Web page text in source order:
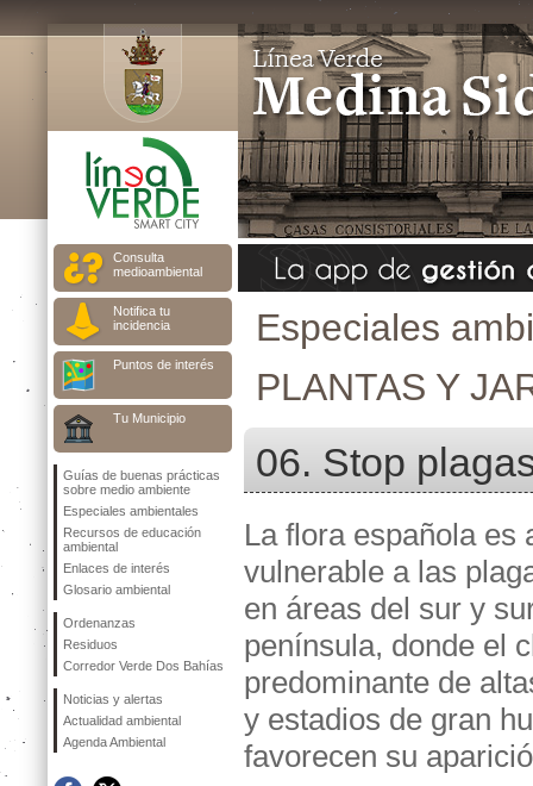
Consulta
medioambiental
Notifica tu
incidencia
Puntos de interés
Tu Municipio
Guías de buenas prácticas
sobre medio ambiente
Especiales ambientales
Recursos de educación
ambiental
Enlaces de interés
Glosario ambiental
Ordenanzas
Residuos
Corredor Verde Dos Bahías
Noticias y alertas
Actualidad ambiental
Agenda Ambiental
Especiales
PLANTAS Y
06. Stop
La flora española es
vulnerable a las
en áreas del sur y
península, donde el
predominante de
y estadios de gran
favorecen su